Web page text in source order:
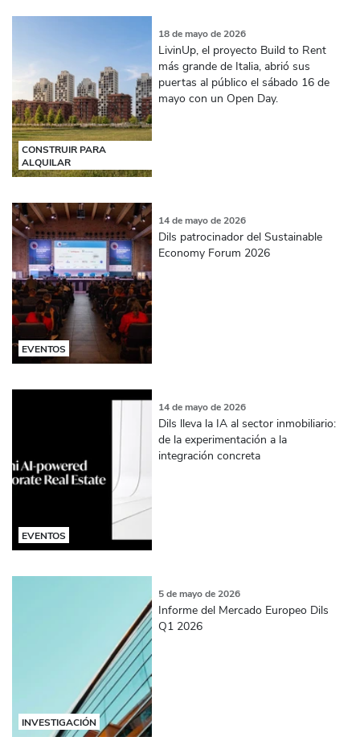
CONSTRUIR PARA
ALQUILAR
18 de mayo de 2026
LivinUp, el proyecto Build to Rent
más grande de Italia, abrió sus
puertas al público el sábado 16 de
mayo con un Open Day.
EVENTOS
14 de mayo de 2026
Dils patrocinador del Sustainable
Economy Forum 2026
EVENTOS
14 de mayo de 2026
Dils lleva la IA al sector inmobiliario:
de la experimentación a la
integración concreta
INVESTIGACIÓN
5 de mayo de 2026
Informe del Mercado Europeo Dils
Q1 2026